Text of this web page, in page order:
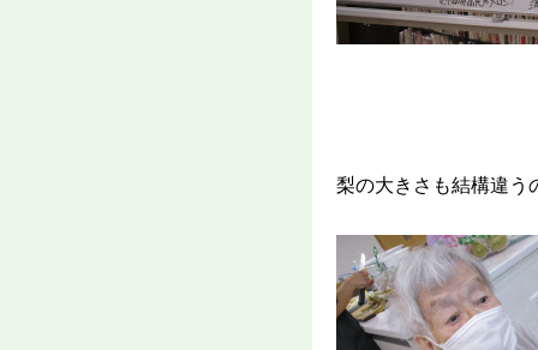
梨の大きさも結構違う